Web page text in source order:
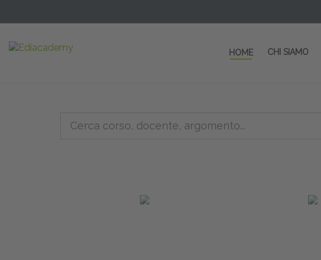
HOME CHI SIAMO